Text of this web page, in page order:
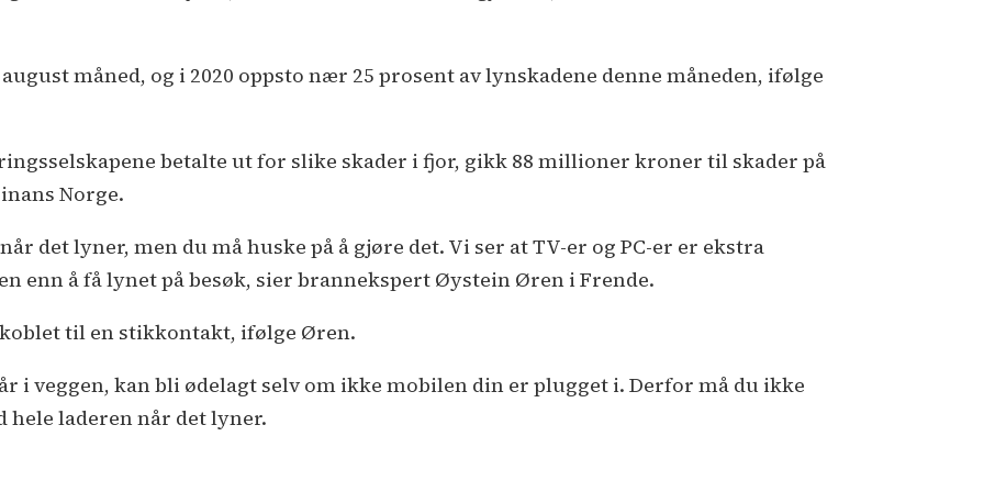
måned, og i 2020 oppsto nær 25 prosent av lynskadene denne måneden, ifølge
betalte ut for slike skader i fjor, gikk 88 millioner kroner til skader på
Norge.
det lyner, men du må huske på å gjøre det. Vi ser at TV-er og PC-er er ekstra
enn å få lynet på besøk, sier brannekspert Øystein Øren i Frende.
til en stikkontakt, ifølge Øren.
i veggen, kan bli ødelagt selv om ikke mobilen din er plugget i. Derfor må du ikke
hele laderen når det lyner.